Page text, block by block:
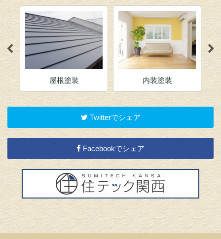
屋根塗装 内装塗装
Twitterでシェア
Facebookでシェア